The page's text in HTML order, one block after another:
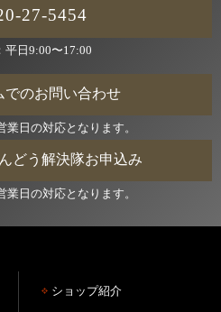
27-5454
平日9:00〜17:00
でのお問い合わせ
日の対応となります。
どう解決隊お申込み
日の対応となります。
ショップ紹介